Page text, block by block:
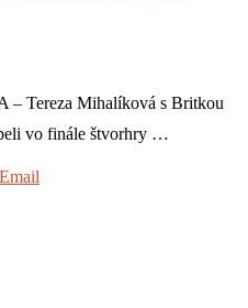
Tereza Mihalíková s Britkou
vo finále štvorhry …
Email